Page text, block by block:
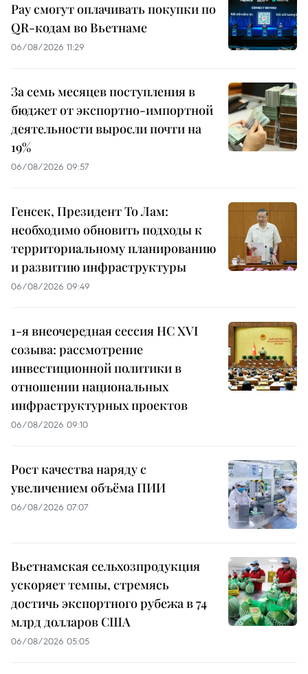
Pay смогут оплачивать покупки по
QR-кодам во Вьетнаме
06/08/2026 11:29
За семь месяцев поступления в
бюджет от экспортно-импортной
деятельности выросли почти на
19%
06/08/2026 09:57
Генсек, Президент То Лам:
необходимо обновить подходы к
территориальному планированию
и развитию инфраструктуры
06/08/2026 09:49
1-я внеочередная сессия НС XVI
созыва: рассмотрение
инвестиционной политики в
отношении национальных
инфраструктурных проектов
06/08/2026 09:10
Рост качества наряду с
увеличением объёма ПИИ
06/08/2026 07:07
Вьетнамская сельхозпродукция
ускоряет темпы, стремясь
достичь экспортного рубежа в 74
млрд долларов США
06/08/2026 05:05